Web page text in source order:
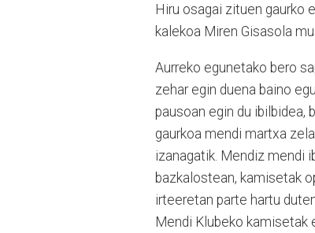
Hiru osagai zituen gaurko
kalekoa Miren Gisasola
Aurreko egunetako bero
zehar egin duena baino
pausoan egin du ibilbidea,
gaurkoa mendi martxa
izanagatik. Mendiz mendi
bazkalostean, kamisetak
irteeretan parte hartu
Mendi Klubeko kamisetak